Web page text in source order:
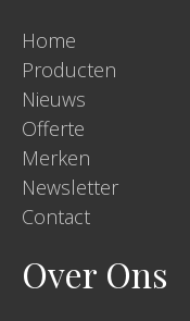
Home
Producten
Nieuws
Offerte
Merken
Newsletter
Contact
Over Ons